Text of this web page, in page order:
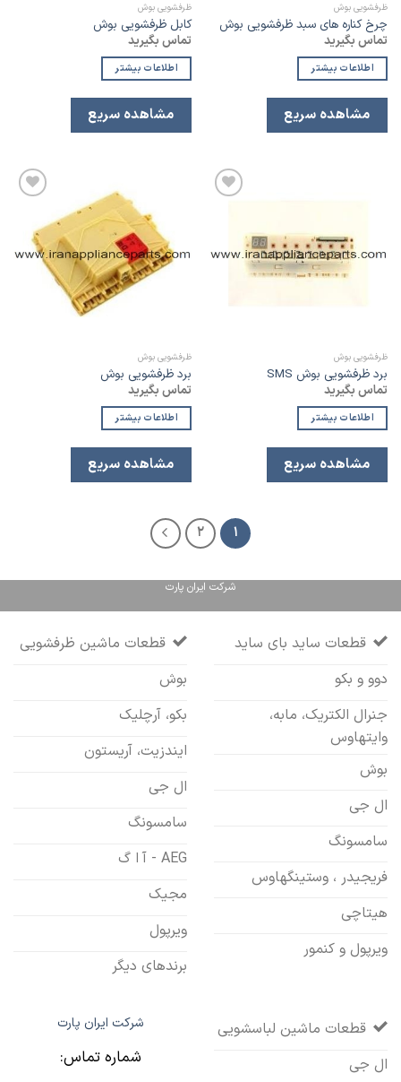
ظرفشویی بوش
چرخ کناره های سبد ظرفشویی بوش
تماس بگیرید
اطلاعات بیشتر
مشاهده سریع
ظرفشویی بوش
کابل ظرفشویی بوش
تماس بگیرید
اطلاعات بیشتر
مشاهده سریع
لیست
مندی
ظرفشویی بوش
برد ظرفشویی بوش SMS
تماس بگیرید
اطلاعات بیشتر
مشاهده سریع
لیست
علاقه
مندی
ظرفشویی بوش
برد ظرفشویی بوش
تماس بگیرید
اطلاعات بیشتر
مشاهده سریع
1
2
شرکت ایران پارت
قطعات ساید بای ساید
دوو و بکو
جنرال الکتریک، مابه،
وایتهاوس
بوش
ال جی
سامسونگ
فریجیدر ، وستینگهاوس
هیتاچی
ویرپول و کنمور
قطعات ماشین ظرفشویی
بوش
بکو، آرچلیک
ایندزیت، آریستون
ال جی
سامسونگ
AEG - آ ا گ
مجیک
ویرپول
برندهای دیگر
قطعات ماشین لباسشویی
ال جی
شرکت ایران پارت
شماره تماس: